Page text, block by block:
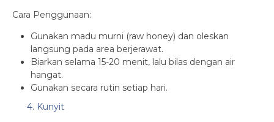
Cara Penggunaan:
Gunakan madu murni (raw honey) dan oleskan
langsung pada area berjerawat.
Biarkan selama 15-20 menit, lalu bilas dengan air
hangat.
Gunakan secara rutin setiap hari.
4. Kunyit